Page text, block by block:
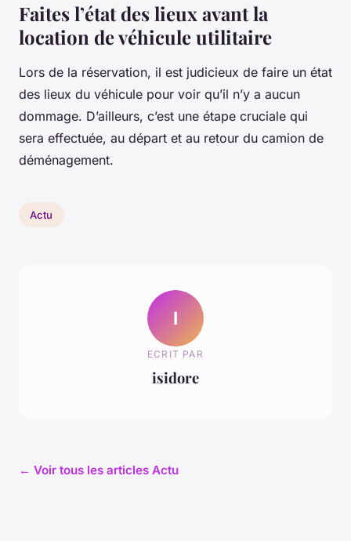
Faites l’état des lieux avant la
location de véhicule utilitaire
Lors de la réservation, il est judicieux de faire un état
des lieux du véhicule pour voir qu’il n’y a aucun
dommage. D’ailleurs, c’est une étape cruciale qui
sera effectuée, au départ et au retour du camion de
déménagement.
Actu
I
ECRIT PAR
isidore
← Voir tous les articles Actu